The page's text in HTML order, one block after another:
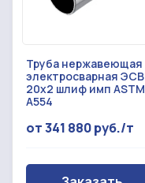
Труба нержавеющая
электросварная ЭСВ
20x2 шлиф имп ASTM
A554
от 341 880 руб./т